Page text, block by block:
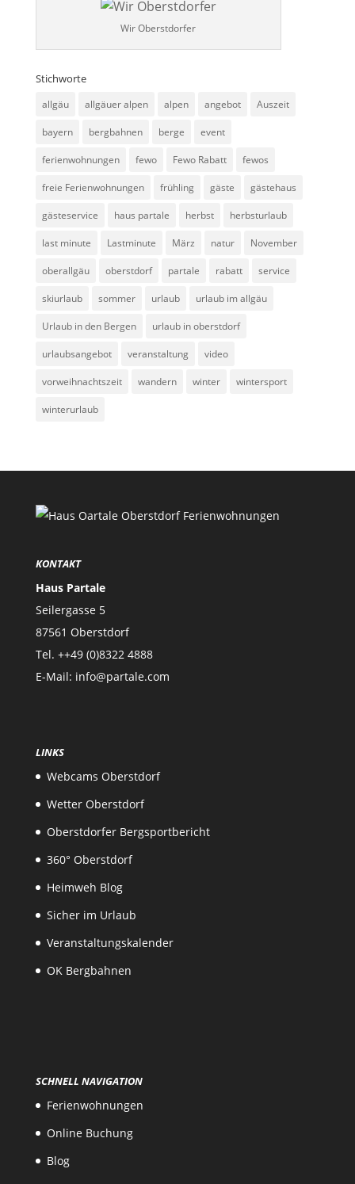
Wir Oberstdorfer
Stichworte
allgäu allgäuer alpen alpen angebot Auszeit
bayern bergbahnen berge event
ferienwohnungen fewo Fewo Rabatt fewos
freie Ferienwohnungen frühling gäste gästehaus
gästeservice haus partale herbst herbsturlaub
last minute Lastminute März natur November
oberallgäu oberstdorf partale rabatt service
skiurlaub sommer urlaub urlaub im allgäu
Urlaub in den Bergen urlaub in oberstdorf
urlaubsangebot veranstaltung video
vorweihnachtszeit wandern winter wintersport
winterurlaub
KONTAKT
Haus Partale
Seilergasse 5
87561 Oberstdorf
Tel. ++49 (0)8322 4888
E-Mail: info@partale.com
LINKS
Webcams Oberstdorf
Wetter Oberstdorf
Oberstdorfer Bergsportbericht
360° Oberstdorf
Heimweh Blog
Sicher im Urlaub
Veranstaltungskalender
OK Bergbahnen
SCHNELL NAVIGATION
Ferienwohnungen
Online Buchung
Blog